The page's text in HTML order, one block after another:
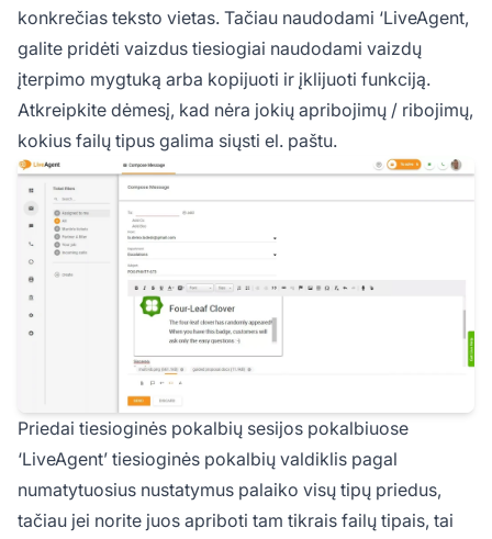
konkrečias teksto vietas. Tačiau naudodami ‘LiveAgent,
galite pridėti vaizdus tiesiogiai naudodami vaizdų
įterpimo mygtuką arba kopijuoti ir įklijuoti funkciją.
Atkreipkite dėmesį, kad nėra jokių apribojimų / ribojimų,
kokius failų tipus galima siųsti el. paštu.
Priedai tiesioginės pokalbių sesijos pokalbiuose
‘LiveAgent’ tiesioginės pokalbių valdiklis pagal
numatytuosius nustatymus palaiko visų tipų priedus,
tačiau jei norite juos apriboti tam tikrais failų tipais, tai